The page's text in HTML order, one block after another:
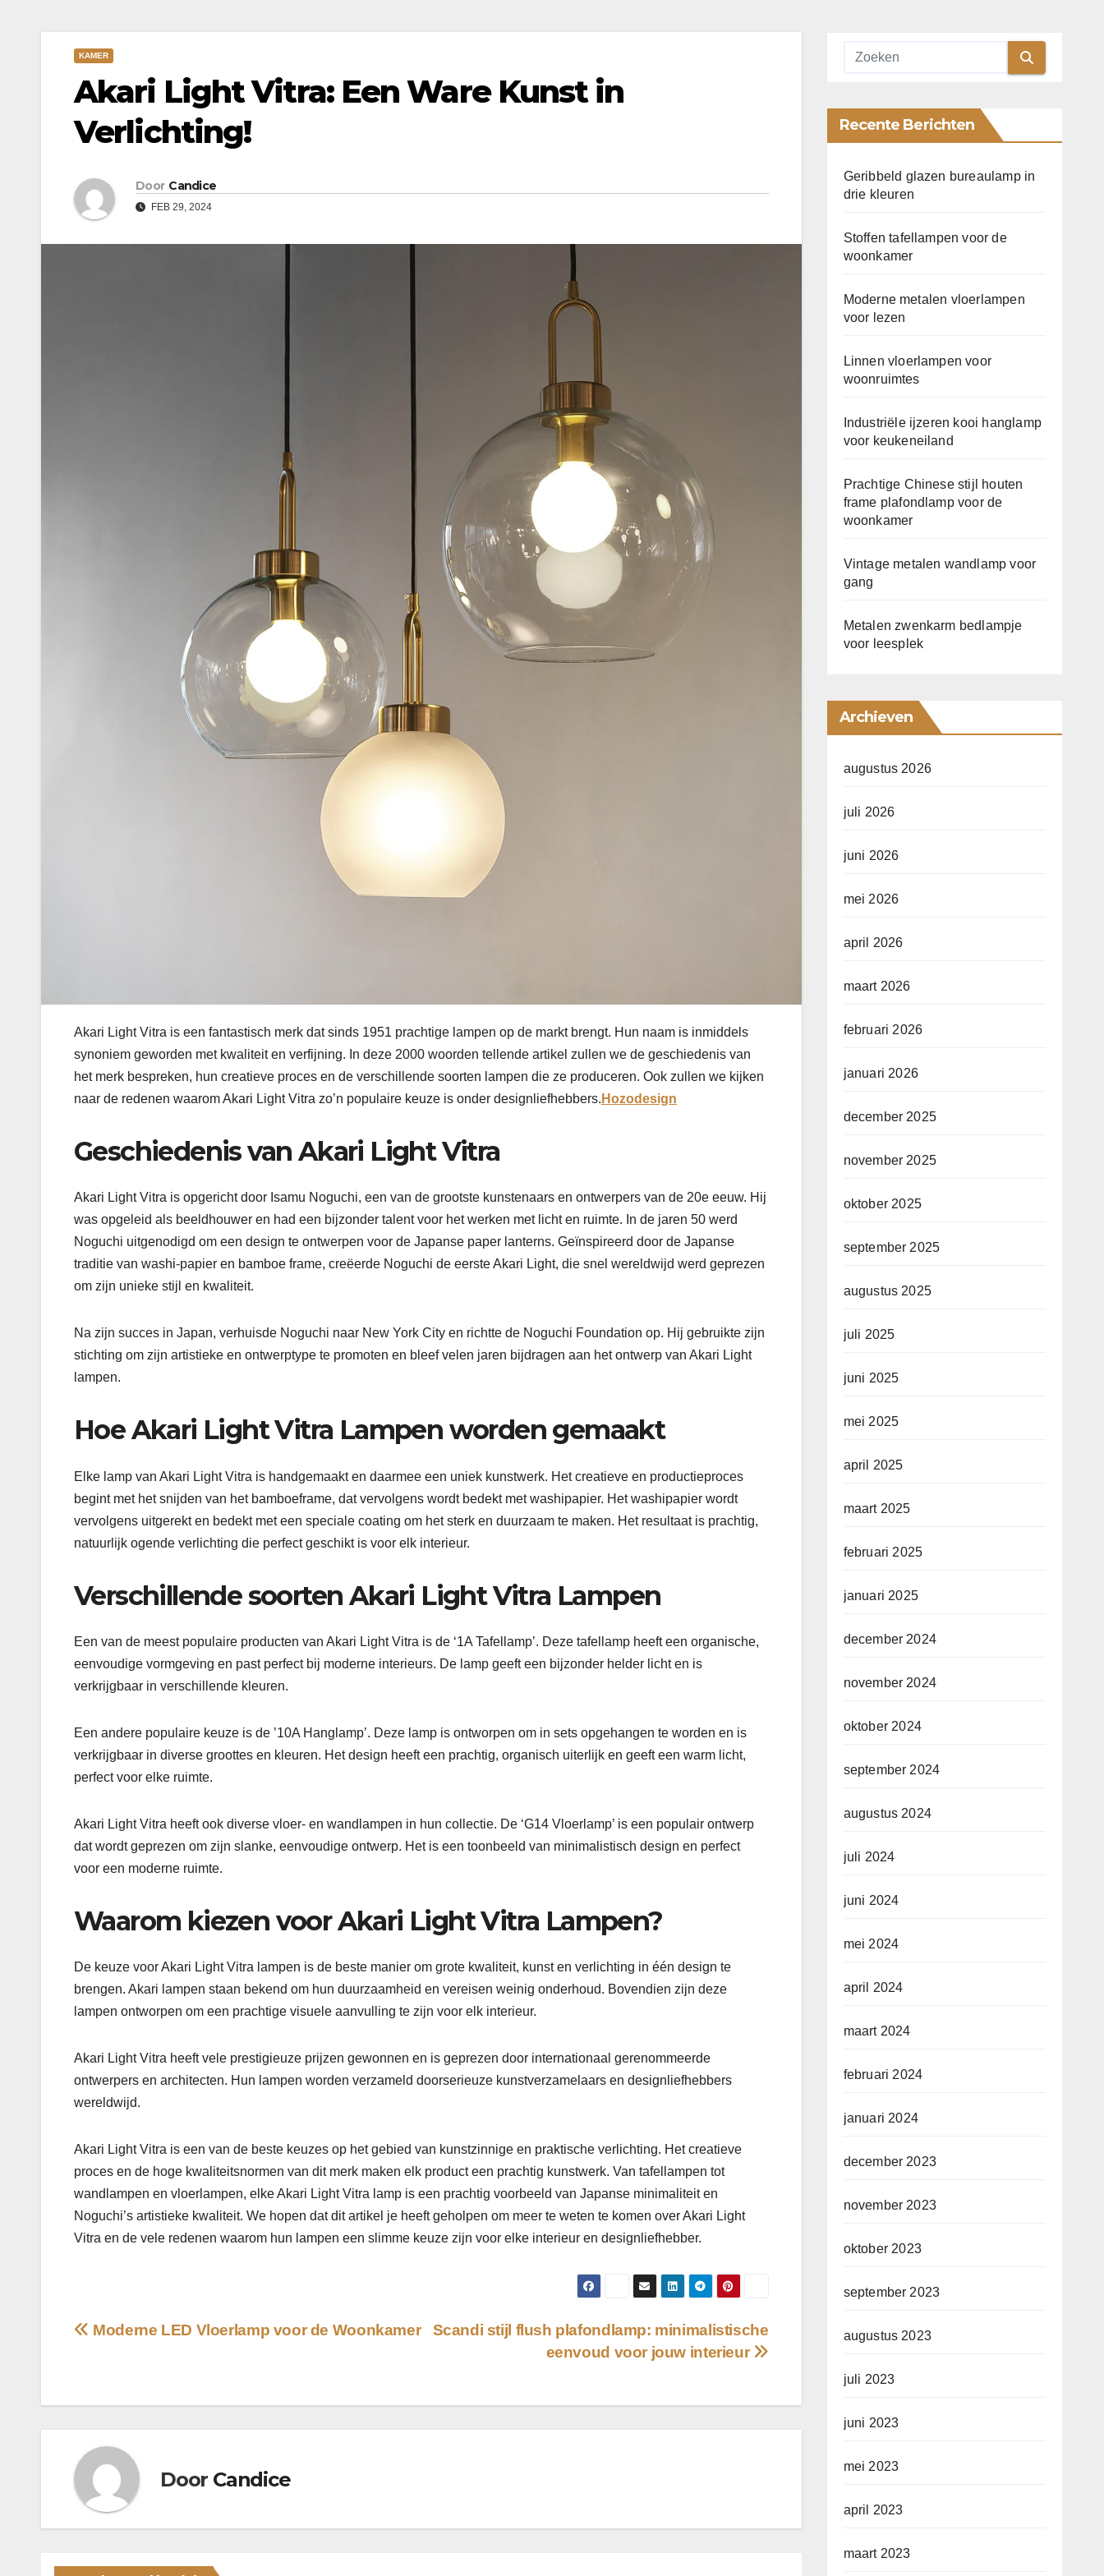
KAMER
Akari Light Vitra: Een Ware Kunst in
Verlichting!
Door Candice
FEB 29, 2024
Akari Light Vitra is een fantastisch merk dat sinds 1951 prachtige lampen op de markt brengt. Hun naam is inmiddels
synoniem geworden met kwaliteit en verfijning. In deze 2000 woorden tellende artikel zullen we de geschiedenis van
het merk bespreken, hun creatieve proces en de verschillende soorten lampen die ze produceren. Ook zullen we kijken
naar de redenen waarom Akari Light Vitra zo’n populaire keuze is onder designliefhebbers. Hozodesign
Geschiedenis van Akari Light Vitra
Akari Light Vitra is opgericht door Isamu Noguchi, een van de grootste kunstenaars en ontwerpers van de 20e eeuw. Hij
was opgeleid als beeldhouwer en had een bijzonder talent voor het werken met licht en ruimte. In de jaren 50 werd
Noguchi uitgenodigd om een ​​design te ontwerpen voor de Japanse paper lanterns. Geïnspireerd door de Japanse
traditie van washi-papier en bamboe frame, creëerde Noguchi de eerste Akari Light, die snel wereldwijd werd geprezen
om zijn unieke stijl en kwaliteit.
Na zijn succes in Japan, verhuisde Noguchi naar New York City en richtte de Noguchi Foundation op. Hij gebruikte zijn
stichting om zijn artistieke en ontwerptype te promoten en bleef velen jaren bijdragen aan het ontwerp van Akari Light
lampen.
Hoe Akari Light Vitra Lampen worden gemaakt
Elke lamp van Akari Light Vitra is handgemaakt en daarmee een uniek kunstwerk. Het creatieve en productieproces
begint met het snijden van het bamboeframe, dat vervolgens wordt bedekt met washipapier. Het washipapier wordt
vervolgens uitgerekt en bedekt met een speciale coating om het sterk en duurzaam te maken. Het resultaat is prachtig,
natuurlijk ogende verlichting die perfect geschikt is voor elk interieur.
Verschillende soorten Akari Light Vitra Lampen
Een van de meest populaire producten van Akari Light Vitra is de ‘1A Tafellamp’. Deze tafellamp heeft een organische,
eenvoudige vormgeving en past perfect bij moderne interieurs. De lamp geeft een bijzonder helder licht en is
verkrijgbaar in verschillende kleuren.
Een andere populaire keuze is de ’10A Hanglamp’. Deze lamp is ontworpen om in sets opgehangen te worden en is
verkrijgbaar in diverse groottes en kleuren. Het design heeft een prachtig, organisch uiterlijk en geeft een warm licht,
perfect voor elke ruimte.
Akari Light Vitra heeft ook diverse vloer- en wandlampen in hun collectie. De ‘G14 Vloerlamp’ is een populair ontwerp
dat wordt geprezen om zijn slanke, eenvoudige ontwerp. Het is een toonbeeld van minimalistisch design en perfect
voor een moderne ruimte.
Waarom kiezen voor Akari Light Vitra Lampen?
De keuze voor Akari Light Vitra lampen is de beste manier om grote kwaliteit, kunst en verlichting in één design te
brengen. Akari lampen staan bekend om hun duurzaamheid en vereisen weinig onderhoud. Bovendien zijn deze
lampen ontworpen om een ​​prachtige visuele aanvulling te zijn voor elk interieur.
Akari Light Vitra heeft vele prestigieuze prijzen gewonnen en is geprezen door internationaal gerenommeerde
ontwerpers en architecten. Hun lampen worden verzameld doorserieuze kunstverzamelaars en designliefhebbers
wereldwijd.
Akari Light Vitra is een van de beste keuzes op het gebied van kunstzinnige en praktische verlichting. Het creatieve
proces en de hoge kwaliteitsnormen van dit merk maken elk product een prachtig kunstwerk. Van tafellampen tot
wandlampen en vloerlampen, elke Akari Light Vitra lamp is een prachtig voorbeeld van Japanse minimaliteit en
Noguchi’s artistieke kwaliteit. We hopen dat dit artikel je heeft geholpen om meer te weten te komen over Akari Light
Vitra en de vele redenen waarom hun lampen een slimme keuze zijn voor elke interieur en designliefhebber.
Bericht
Scandi stijl flush plafondlamp: minimalistische
eenvoud voor jouw interieur
Moderne LED Vloerlamp voor de Woonkamer
Door Candice
Recente Berichten
Geribbeld glazen bureaulamp in
drie kleuren
Stoffen tafellampen voor de
woonkamer
Moderne metalen vloerlampen
voor lezen
Linnen vloerlampen voor
woonruimtes
Industriële ijzeren kooi hanglamp
voor keukeneiland
Prachtige Chinese stijl houten
frame plafondlamp voor de
woonkamer
Vintage metalen wandlamp voor
gang
Metalen zwenkarm bedlampje
voor leesplek
Archieven
augustus 2026
juli 2026
juni 2026
mei 2026
april 2026
maart 2026
februari 2026
januari 2026
december 2025
november 2025
oktober 2025
september 2025
augustus 2025
juli 2025
juni 2025
mei 2025
april 2025
maart 2025
februari 2025
januari 2025
december 2024
november 2024
oktober 2024
september 2024
augustus 2024
juli 2024
juni 2024
mei 2024
april 2024
maart 2024
februari 2024
januari 2024
december 2023
november 2023
oktober 2023
september 2023
augustus 2023
juli 2023
juni 2023
mei 2023
april 2023
maart 2023